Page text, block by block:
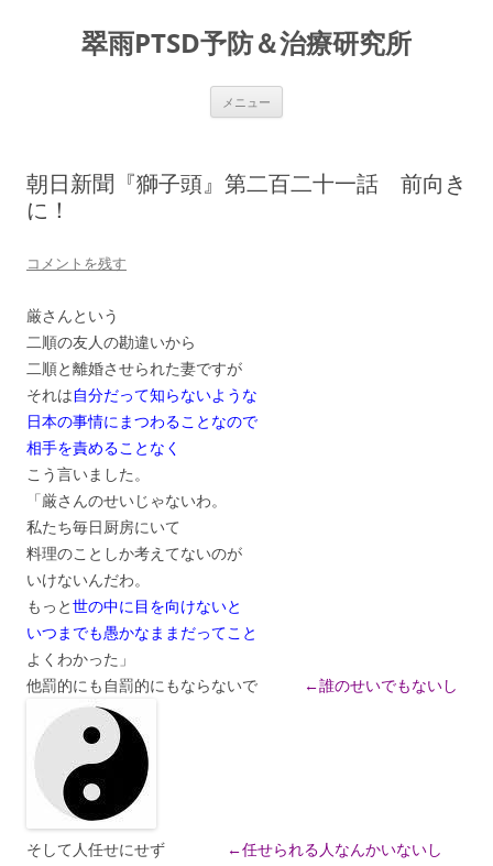
翠雨PTSD予防＆治療研究所
メニュー
朝日新聞『獅子頭』第二百二十一話 前向き
に！
コメントを残す
厳さんという
二順の友人の勘違いから
二順と離婚させられた妻ですが
それは自分だって知らないような
日本の事情にまつわることなので
相手を責めることなく
こう言いました。
「厳さんのせいじゃないわ。
私たち毎日厨房にいて
料理のことしか考えてないのが
いけないんだわ。
もっと世の中に目を向けないと
いつまでも愚かなままだってこと
よくわかった」
他罰的にも自罰的にもならないで
←誰のせいでもないし
そして人任せにせず
←任せられる人なんかいないし